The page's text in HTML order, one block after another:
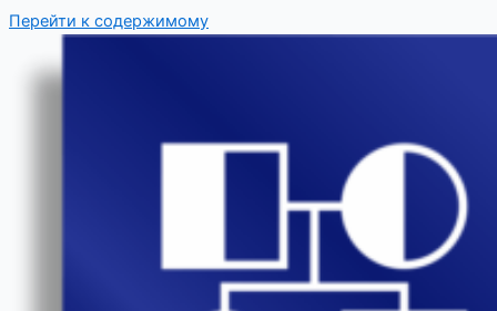
Перейти к содержимому